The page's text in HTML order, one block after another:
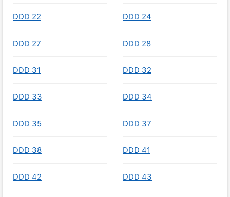
DDD 22 DDD 24
DDD 27 DDD 28
DDD 31 DDD 32
DDD 33 DDD 34
DDD 35 DDD 37
DDD 38 DDD 41
DDD 42 DDD 43